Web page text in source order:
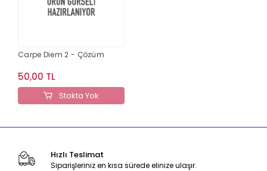
Carpe Diem 2 - Çözüm
50,00 TL
Stokta Yok
Hızlı Teslimat
Siparişleriniz en kısa sürede elinize ulaşır.